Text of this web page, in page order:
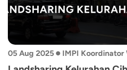
05 Aug 2025 • IMPI Koordinator